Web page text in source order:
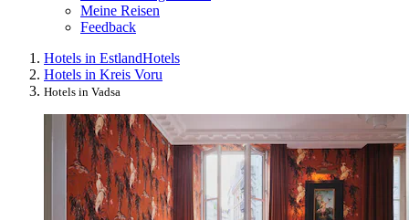
Meine Reisen
Feedback
Hotels in EstlandHotels
Hotels in Kreis Voru
Hotels in Vadsa